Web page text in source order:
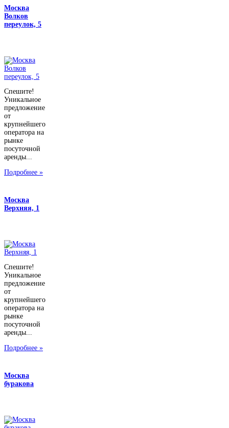
Москва
Волков
переулок, 5
Спешите!
Уникальное
предложение
от
крупнейшего
оператора на
рынке
посуточной
аренды...
Подробнее »
Москва
Верхняя, 1
Спешите!
Уникальное
предложение
от
крупнейшего
оператора на
рынке
посуточной
аренды...
Подробнее »
Москва
буракова